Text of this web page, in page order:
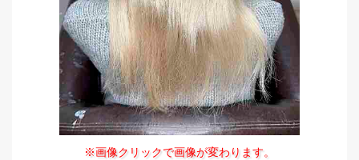
※画像クリックで画像が変わります。